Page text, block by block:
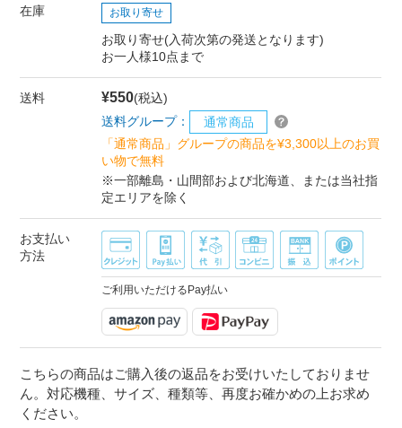
在庫 お取り寄せ
お取り寄せ(入荷次第の発送となります)
お一人様10点まで
送料 ¥550(税込)
送料グループ：
通常商品
「通常商品」グループの商品を¥3,300以上のお買
い物で無料
※一部離島・山間部および北海道、または当社指
定エリアを除く
お支払い
方法
ご利用いただけるPay払い
こちらの商品はご購入後の返品をお受けいたしておりませ
ん。対応機種、サイズ、種類等、再度お確かめの上お求め
ください。